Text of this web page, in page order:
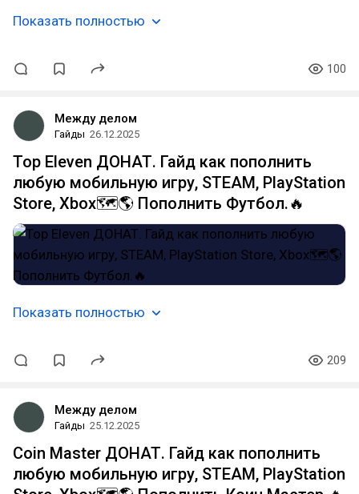
Показать полностью
100
Между делом
Гайды 26.12.2025
Top Eleven ДОНАТ. Гайд как пополнить
любую мобильную игру, STEAM, PlayStation
Store, Xbox🗺️🌎 Пополнить Футбол.🔥
Показать полностью
209
Между делом
Гайды 25.12.2025
Coin Master ДОНАТ. Гайд как пополнить
любую мобильную игру, STEAM, PlayStation